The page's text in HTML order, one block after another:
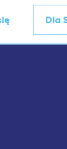
Dla